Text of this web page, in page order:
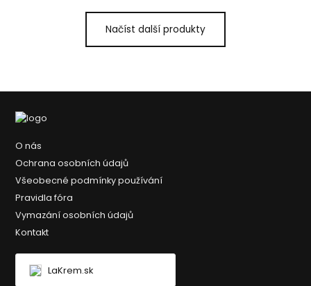
Načíst další produkty
O nás
Ochrana osobních údajů
Všeobecné podmínky používání
Pravidla fóra
Vymazání osobních údajů
Kontakt
LaKrem.sk